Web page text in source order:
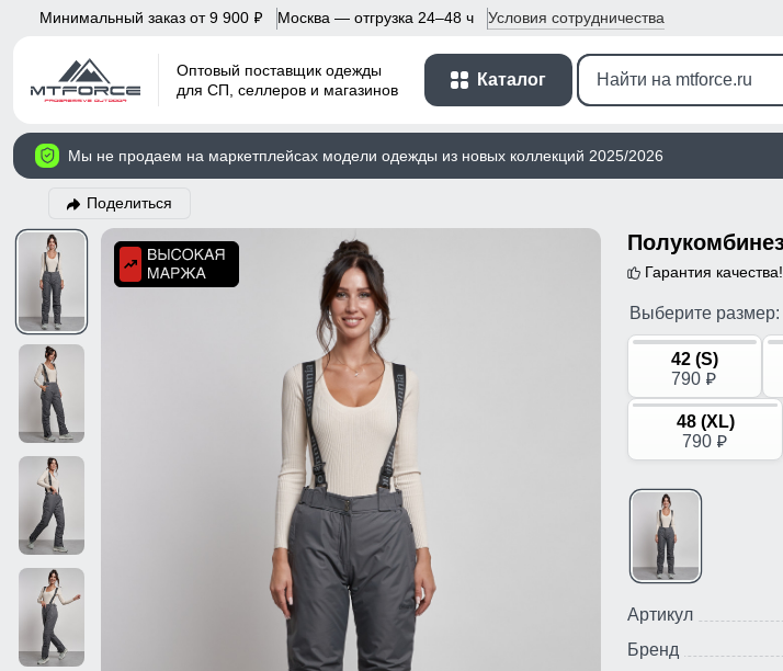
Минимальный заказ от 9 900 p Москва — отгрузка 24–48 ч Условия сотрудничества
Оптовый поставщик одежды
для СП, селлеров и магазинов
Каталог
Мы не продаем на маркетплейсах модели одежды из новых коллекций 2025/2026
Поделиться
Гарантия качества!
Выберите размер:
42 (S)
790 p
48 (XL)
790 p
Артикул
Бренд